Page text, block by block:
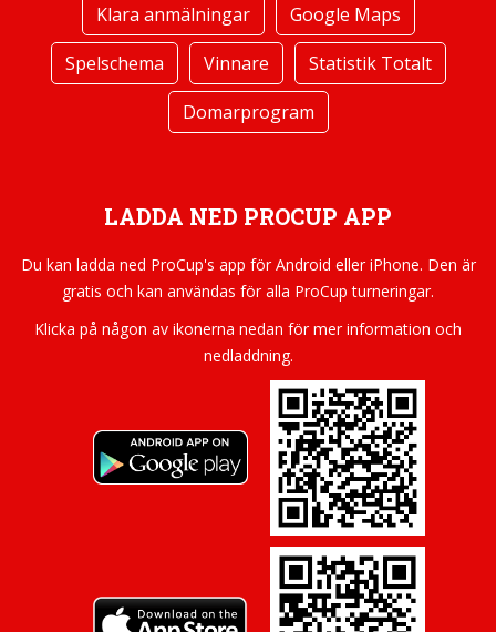
Klara anmälningar
Google Maps
Spelschema
Vinnare
Statistik Totalt
Domarprogram
LADDA NED PROCUP APP
Du kan ladda ned ProCup's app för Android eller iPhone. Den är
gratis och kan användas för alla ProCup turneringar.
Klicka på någon av ikonerna nedan för mer information och
nedladdning.